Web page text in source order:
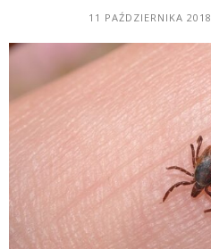
11 PAŹDZIERNIKA 2018